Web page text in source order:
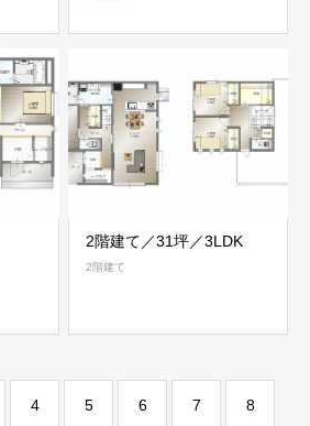
2階建て／31坪／3LDK
2階建て
4 5 6 7 8